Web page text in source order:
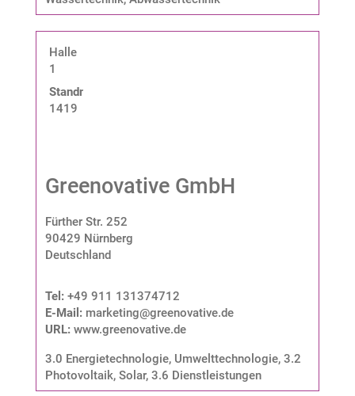
Halle
1
Standnummer:
1419
Greenovative GmbH
Fürther Str. 252
90429 Nürnberg
Deutschland
Tel: +49 911 131374712
E-Mail: marketing@greenovative.de
URL: www.greenovative.de
3.0 Energietechnologie, Umwelttechnologie, 3.2
Photovoltaik, Solar, 3.6 Dienstleistungen